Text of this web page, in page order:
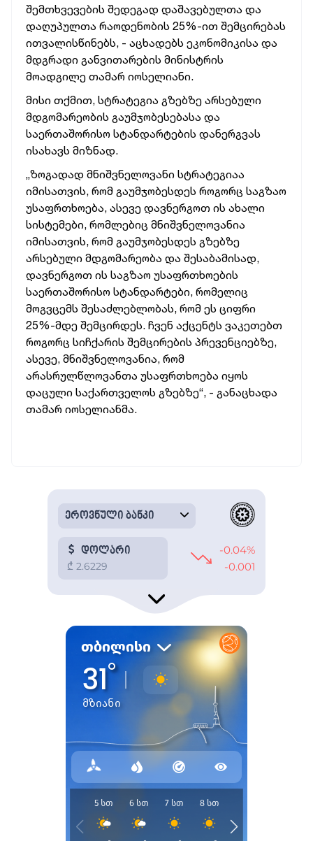
შემთხვევების შედეგად დაშავებულთა და
დაღუპულთა რაოდენობის 25%-ით შემცირებას
ითვალისწინებს, - აცხადებს ეკონომიკისა და
მდგრადი განვითარების მინისტრის
მოადგილე თამარ იოსელიანი.
მისი თქმით, სტრატეგია გზებზე არსებული
მდგომარეობის გაუმჯობესებასა და
საერთაშორისო სტანდარტების დანერგვას
ისახავს მიზნად.
„ზოგადად მნიშვნელოვანი სტრატეგიაა
იმისათვის, რომ გაუმჯობესდეს როგორც საგზაო
უსაფრთხოება, ასევე დავნერგოთ ის ახალი
სისტემები, რომლებიც მნიშვნელოვანია
იმისათვის, რომ გაუმჯობესდეს გზებზე
არსებული მდგომარეობა და შესაბამისად,
დავნერგოთ ის საგზაო უსაფრთხოების
საერთაშორისო სტანდარტები, რომელიც
მოგვცემს შესაძლებლობას, რომ ეს ციფრი
25%-მდე შემცირდეს. ჩვენ აქცენტს ვაკეთებთ
როგორც სიჩქარის შემცირების პრევენციებზე,
ასევე, მნიშვნელოვანია, რომ
არასრულწლოვანთა უსაფრთხოება იყოს
დაცული საქართველოს გზებზე“, - განაცხადა
თამარ იოსელიანმა.